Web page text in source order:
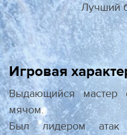
Лучший
Игровая
Выдающийся мастер
мячом.
Был лидером атак